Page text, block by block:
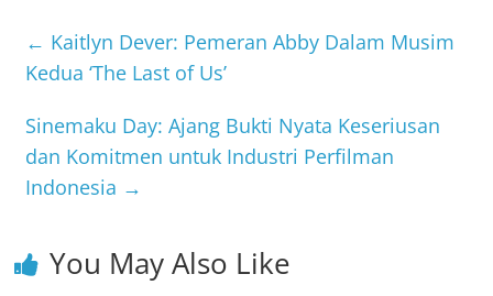
← Kaitlyn Dever: Pemeran Abby Dalam Musim
Kedua ‘The Last of Us’
Sinemaku Day: Ajang Bukti Nyata Keseriusan
dan Komitmen untuk Industri Perfilman
Indonesia →
You May Also Like